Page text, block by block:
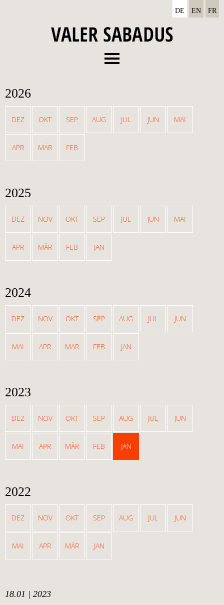
Termine
News
DE EN FR
2026
DEZ OKT SEP AUG JUL JUN MAI
APR MÄR FEB
2025
DEZ NOV OKT SEP JUL JUN MAI
APR MÄR FEB JAN
2024
DEZ NOV OKT SEP AUG JUL JUN
MAI APR MÄR FEB JAN
2023
DEZ NOV OKT SEP AUG JUL JUN
MAI APR MÄR FEB JAN
2022
DEZ NOV OKT SEP AUG JUL JUN
MAI APR MÄR JAN
18.01 | 2023